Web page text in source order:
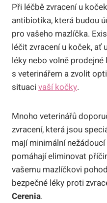
Při ‌léčbě zvracení ⁢u⁣
‍antibiotika, ‍která budou⁤
pro vašeho ⁣mazlíčka.
‌léčit zvracení u⁤ koček, ať
léky nebo volně
s‍ veterinářem⁤ a zvolit
situaci⁢ vaší kočky.
Mnoho veterinářů
zvracení, ⁤která jsou
mají minimální
pomáhají eliminovat
vašemu mazlíčkovi⁤
bezpečné léky proti
Cerenia.